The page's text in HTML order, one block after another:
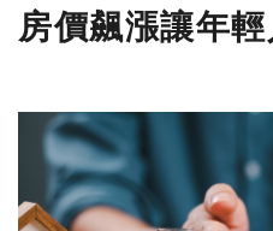
房價飆漲讓年